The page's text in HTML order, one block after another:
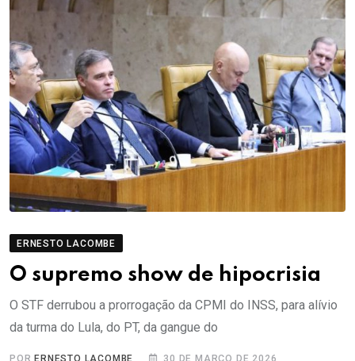
ERNESTO LACOMBE
O supremo show de hipocrisia
O STF derrubou a prorrogação da CPMI do INSS, para alívio
da turma do Lula, do PT, da gangue do
PORERNESTO LACOMBE 30 DE MARÇO DE 2026